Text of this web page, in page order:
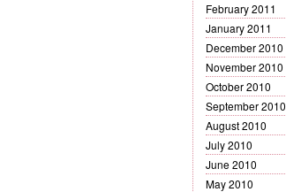
February 2011
January 2011
December 2010
November 2010
October 2010
September 2010
August 2010
July 2010
June 2010
May 2010